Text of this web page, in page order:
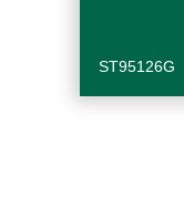
ST95126G